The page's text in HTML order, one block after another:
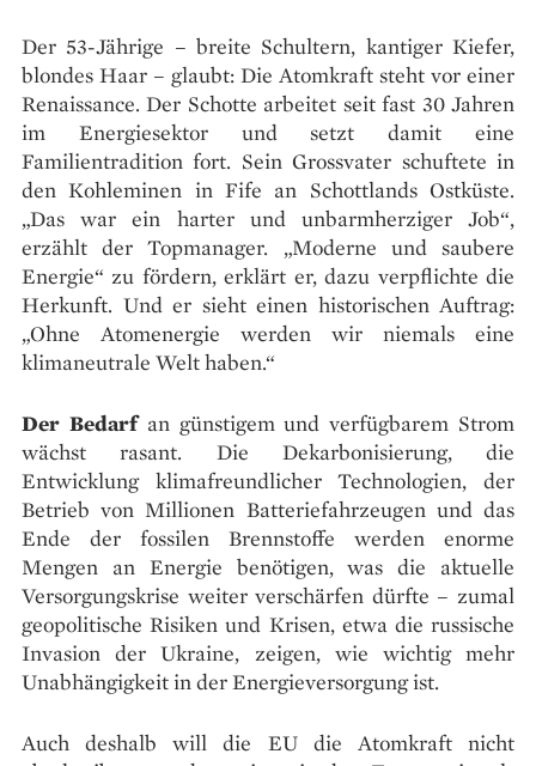
Der 53-Jährige – breite Schultern, kantiger Kiefer,
blondes Haar – glaubt: Die Atomkraft steht vor einer
Renaissance. Der Schotte arbeitet seit fast 30 Jahren
im Energiesektor und setzt damit eine
Familientradition fort. Sein Grossvater schuftete in
den Kohleminen in Fife an Schottlands Ostküste.
„Das war ein harter und unbarmherziger Job“,
erzählt der Topmanager. „Moderne und saubere
Energie“ zu fördern, erklärt er, dazu verpflichte die
Herkunft. Und er sieht einen historischen Auftrag:
„Ohne Atomenergie werden wir niemals eine
klimaneutrale Welt haben.“
Der Bedarfan günstigem und verfügbarem Strom
wächst rasant. Die Dekarbonisierung, die
Entwicklung klimafreundlicher Technologien, der
Betrieb von Millionen Batteriefahrzeugen und das
Ende der fossilen Brennstoffe werden enorme
Mengen an Energie benötigen, was die aktuelle
Versorgungskrise weiter verschärfen dürfte – zumal
geopolitische Risiken und Krisen, etwa die russische
Invasion der Ukraine, zeigen, wie wichtig mehr
Unabhängigkeit in der Energieversorgung ist.
Auch deshalb will die EU die Atomkraft nicht